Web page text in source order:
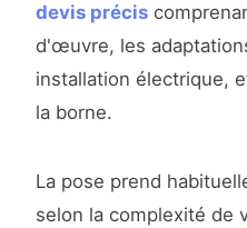
devis précis
d'œuvre, les
installation électrique,
la borne.
La pose prend
selon la complexité de